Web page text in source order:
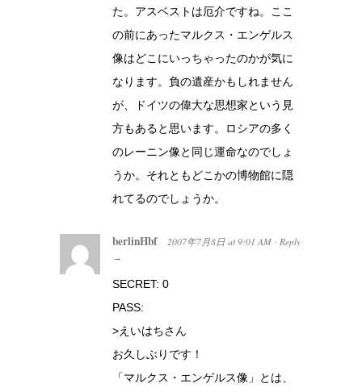
た。アスベストは厄介ですね。ここ
の前にあったマルクス・エンゲルス
像はどこにいっちゃったのかが気に
なります。負の遺産かもしれません
が、ドイツの偉大な思想家という見
方もあると思います。ロシアの多く
のレーニン像と同じ運命なのでしょ
うか。それともどこかの博物館に隠
れてるのでしょうか。
berlinHbf 2007年7月8日 at 9:01 AM · Reply
→
SECRET: 0
PASS:
>えいはちさん
お久しぶりです！
「マルクス・エンゲルス像」とは、